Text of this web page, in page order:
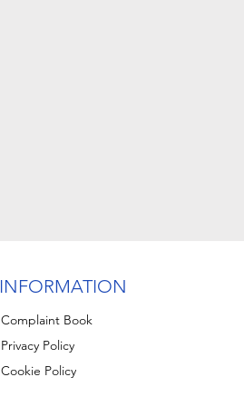
INFORMATION
Complaint Book
Privacy Policy
Cookie Policy